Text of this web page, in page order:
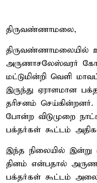
திருவண்ணாமலை,
திருவண்ணாமலையில்
அருணாசலேஸ்வரர்
மட்டுமின்றி வெளி
இருந்து ஏராளமான
தரிசனம் செய்கின்றனர்.
போன்ற விடுமுறை
பக்தர்கள் கூட்டம்
இந்த நிலையில் இன்று
தினம் என்பதால்
பக்தர்கள் கூட்டம்